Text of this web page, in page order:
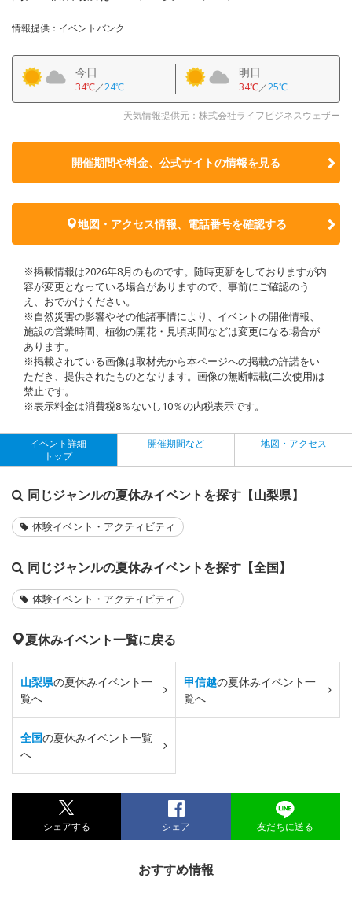
情報提供：イベントバンク
今日
34℃／24℃
明日
34℃／25℃
天気情報提供元：株式会社ライフビジネスウェザー
開催期間や料金、公式サイトの情報を見る
地図・アクセス情報、電話番号を確認する
※掲載情報は2026年8月のものです。随時更新をしておりますが内
容が変更となっている場合がありますので、事前にご確認のう
え、おでかけください。
※自然災害の影響やその他諸事情により、イベントの開催情報、
施設の営業時間、植物の開花・見頃期間などは変更になる場合が
あります。
※掲載されている画像は取材先から本ページへの掲載の許諾をい
ただき、提供されたものとなります。画像の無断転載(二次使用)は
禁止です。
※表示料金は消費税8％ないし10％の内税表示です。
イベント詳細
トップ
開催期間など 地図・アクセス
同じジャンルの夏休みイベントを探す【山梨県】
体験イベント・アクティビティ
同じジャンルの夏休みイベントを探す【全国】
体験イベント・アクティビティ
夏休みイベント一覧に戻る
山梨県の夏休みイベント一
覧へ
甲信越の夏休みイベント一
覧へ
全国の夏休みイベント一覧
へ
シェアする シェア 友だちに送る
おすすめ情報